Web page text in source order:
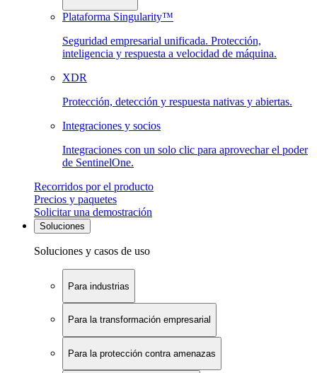
Plataforma Singularity™
Seguridad empresarial unificada. Protección,
inteligencia y respuesta a velocidad de máquina.
XDR
Protección, detección y respuesta nativas y abiertas.
Integraciones y socios
Integraciones con un solo clic para aprovechar el poder
de SentinelOne.
Recorridos por el producto
Precios y paquetes
Solicitar una demostración
Soluciones
Soluciones y casos de uso
Para industrias
Para la transformación empresarial
Para la protección contra amenazas